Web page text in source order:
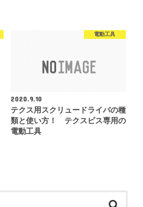
電動工具
2020.9.10
テクス用スクリュードライバの種
類と使い方！ テクスビス専用の
電動工具